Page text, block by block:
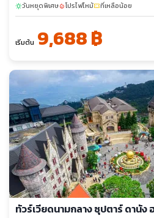
sunnyวันหยุดพิเศษlocal_fire_departmentโปรไฟไหม้confirmation_numberที่เหลือน้อย
เริ่มต้น 9,688 ฿
ทัวร์เวียดนามกลาง ซุปตาร์ ดานั